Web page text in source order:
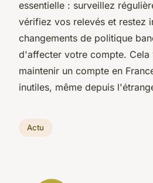
essentielle : surveillez
vérifiez vos relevés et restez
changements de politique
d'affecter votre compte. Cela
maintenir un compte en
inutiles, même depuis
Actu